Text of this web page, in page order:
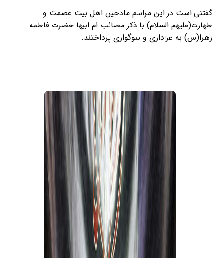
گفتنی است در این مراسم مادحین اهل بیت عصمت و
طهارت(علیهم السلام) با ذکر مصائب ام ابیها حضرت فاطمه
زهرا(س) به عزاداری و سوگواری پرداختند.